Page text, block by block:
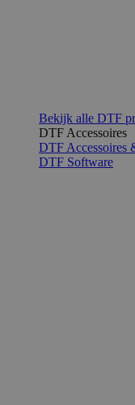
Bekijk alle DTF
DTF Accessoires
DTF Accessoires
DTF Software